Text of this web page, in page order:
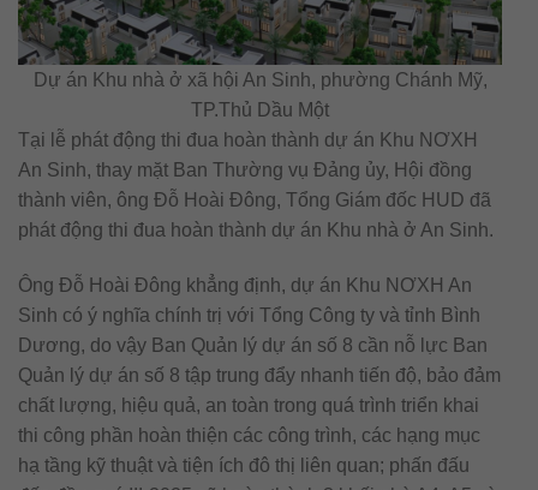
Dự án Khu nhà ở xã hội An Sinh, phường Chánh Mỹ,
TP.Thủ Dầu Một
Tại lễ phát động thi đua hoàn thành dự án Khu NƠXH
An Sinh, thay mặt Ban Thường vụ Đảng ủy, Hội đồng
thành viên, ông Đỗ Hoài Đông, Tổng Giám đốc HUD đã
phát động thi đua hoàn thành dự án Khu nhà ở An Sinh.
Ông Đỗ Hoài Đông khẳng định, dự án Khu NƠXH An
Sinh có ý nghĩa chính trị với Tổng Công ty và tỉnh Bình
Dương, do vậy Ban Quản lý dự án số 8 cần nỗ lực Ban
Quản lý dự án số 8 tập trung đẩy nhanh tiến độ, bảo đảm
chất lượng, hiệu quả, an toàn trong quá trình triển khai
thi công phần hoàn thiện các công trình, các hạng mục
hạ tầng kỹ thuật và tiện ích đô thị liên quan; phấn đấu